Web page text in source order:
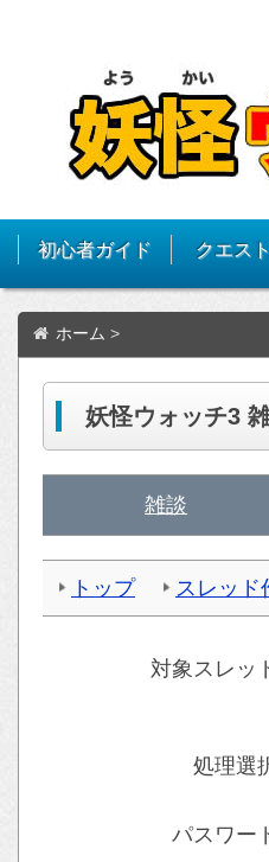
初心者ガイド クエス
ホーム >
妖怪ウォッチ3
雑談
トップ スレッド
対象スレッ
処理選
パスワー